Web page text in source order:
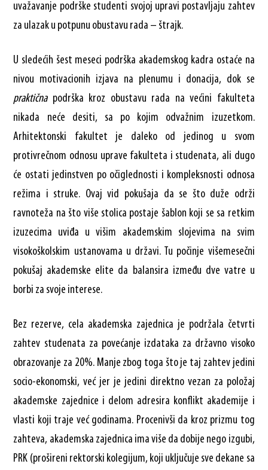
uvažavanje podrške studenti svojoj upravi postavljaju zahtev
za ulazak u potpunu obustavu rada – štrajk.
U sledećih šest meseci podrška akademskog kadra ostaće na
nivou motivacionih izjava na plenumu i donacija, dok se
praktičnapodrška kroz obustavu rada na većini fakulteta
nikada neće desiti, sa po kojim odvažnim izuzetkom.
Arhitektonski fakultet je daleko od jedinog u svom
protivrečnom odnosu uprave fakulteta i studenata, ali dugo
će ostati jedinstven po očiglednosti i kompleksnosti odnosa
režima i struke. Ovaj vid pokušaja da se što duže održi
ravnoteža na što više stolica postaje šablon koji se sa retkim
izuzecima uviđa u višim akademskim slojevima na svim
visokoškolskim ustanovama u državi. Tu počinje višemesečni
pokušaj akademske elite da balansira između dve vatre u
borbi za svoje interese.
Bez rezerve, cela akademska zajednica je podržala četvrti
zahtev studenata za povećanje izdataka za državno visoko
obrazovanje za 20%. Manje zbog toga što je taj zahtev jedini
socio-ekonomski, već jer je jedini direktno vezan za položaj
akademske zajednice i delom adresira konflikt akademije i
vlasti koji traje već godinama. Procenivši da kroz prizmu tog
zahteva, akademska zajednica ima više da dobije nego izgubi,
PRK (prošireni rektorski kolegijum, koji uključuje sve dekane sa